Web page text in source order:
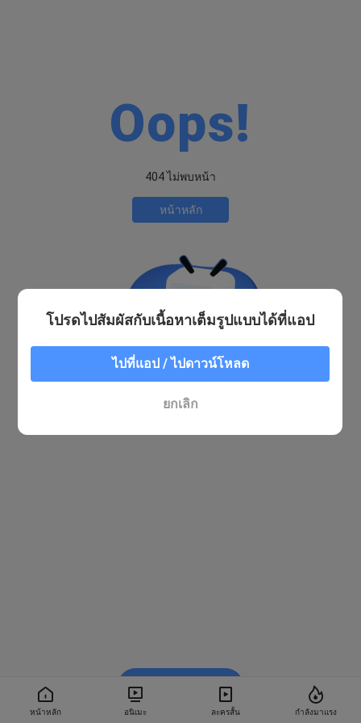
หน้าหลัก อนิเมะ ละครสั้น กำลังมาแรง
Oops!
404 ไม่พบหน้า
หน้าหลัก
โปรดไปสัมผัสกับเนื้อหาเต็มรูปแบบได้ที่แอป
ไปที่แอป / ไปดาวน์โหลด
ยกเลิก
รับชมใน BiliBili